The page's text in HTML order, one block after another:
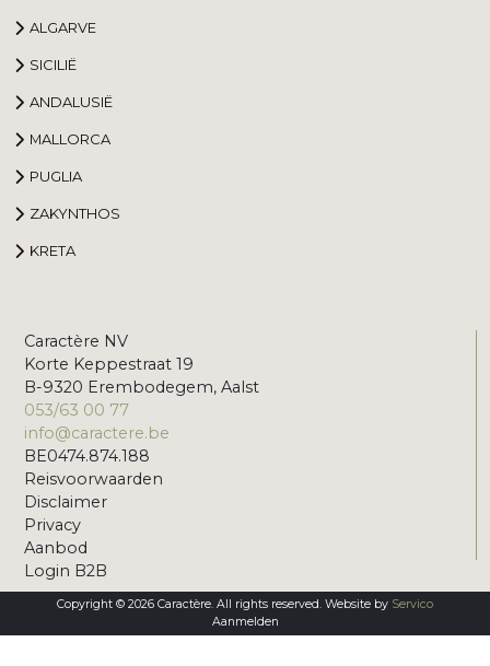
ALGARVE
SICILIË
ANDALUSIË
MALLORCA
PUGLIA
ZAKYNTHOS
KRETA
Caractère NV
Korte Keppestraat 19
B-9320 Erembodegem, Aalst
053/63 00 77
info@caractere.be
BE0474.874.188
Reisvoorwaarden
Disclaimer
Privacy
Aanbod
Login B2B
Copyright © 2026 Caractère. All rights reserved. Website by Servico
Aanmelden